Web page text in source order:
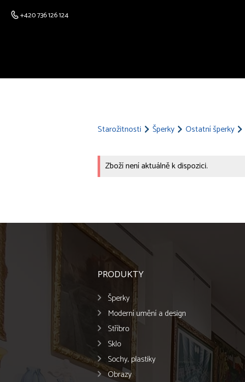
+420 736 126 124
Starožitnosti Šperky Ostatní šperky
Zboží není aktuálně k dispozici.
PRODUKTY
Šperky
Moderní umění a design
Stříbro
Sklo
Sochy, plastiky
Obrazy